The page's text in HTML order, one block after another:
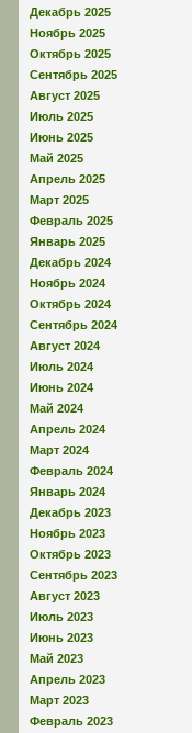
Декабрь 2025
Ноябрь 2025
Октябрь 2025
Сентябрь 2025
Август 2025
Июль 2025
Июнь 2025
Май 2025
Апрель 2025
Март 2025
Февраль 2025
Январь 2025
Декабрь 2024
Ноябрь 2024
Октябрь 2024
Сентябрь 2024
Август 2024
Июль 2024
Июнь 2024
Май 2024
Апрель 2024
Март 2024
Февраль 2024
Январь 2024
Декабрь 2023
Ноябрь 2023
Октябрь 2023
Сентябрь 2023
Август 2023
Июль 2023
Июнь 2023
Май 2023
Апрель 2023
Март 2023
Февраль 2023